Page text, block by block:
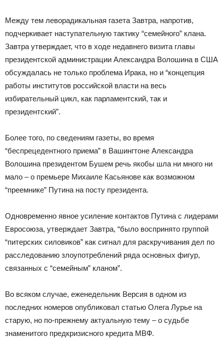
Между тем леворадикальная газета Завтра, напротив,
подчеркивает наступательную тактику “семейного” клана.
Завтра утверждает, что в ходе недавнего визита главы
президентской администрации Александра Волошина в США
обсуждалась не только проблема Ирака, но и “концепция
работы институтов российской власти на весь
избирательный цикл, как парламентский, так и
президентский”.
Более того, по сведениям газеты, во время
“беспрецедентного приема” в Вашингтоне Александра
Волошина президентом Бушем речь якобы шла ни много ни
мало – о премьере Михаиле Касьянове как возможном
“преемнике” Путина на посту президента.
Одновременно явное усиление контактов Путина с лидерами
Евросоюза, утверждает Завтра, “было воспринято группой
“питерских силовиков” как сигнал для раскручивания дел по
расследованию злоупотреблений ряда основных фигур,
связанных с “семейным” кланом”.
Во всяком случае, еженедельник Версия в одном из
последних номеров опубликовал статью Олега Лурье на
старую, но по-прежнему актуальную тему – о судьбе
знаменитого предкризисного кредита МВФ.